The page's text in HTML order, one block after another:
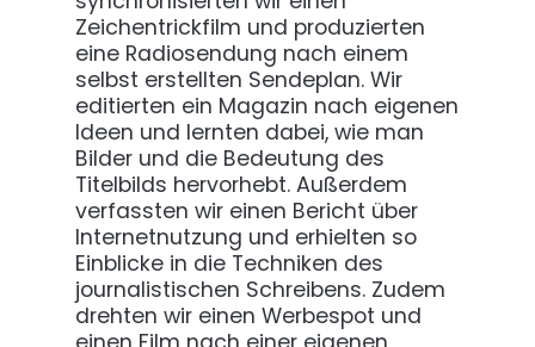
Zeichentrickfilm und produzierten
eine Radiosendung nach einem
selbst erstellten Sendeplan. Wir
editierten ein Magazin nach eigenen
Ideen und lernten dabei, wie man
Bilder und die Bedeutung des
Titelbilds hervorhebt. Außerdem
verfassten wir einen Bericht über
Internetnutzung und erhielten so
Einblicke in die Techniken des
journalistischen Schreibens. Zudem
drehten wir einen Werbespot und